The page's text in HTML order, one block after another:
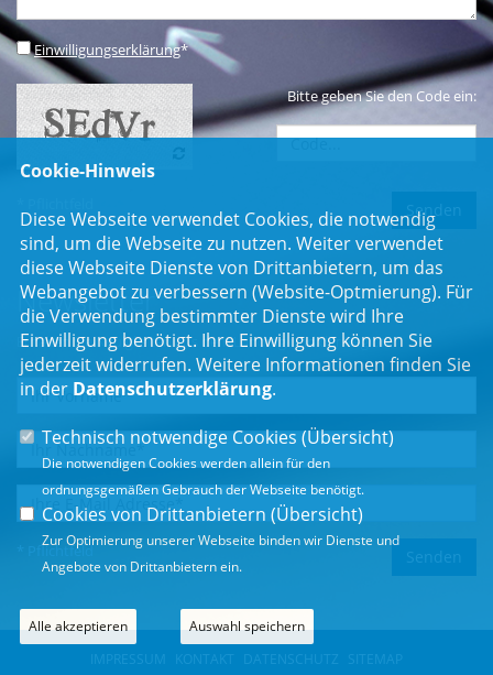
Einwilligungserklärung*
Bitte geben Sie den Code ein:
Newsletter
Erhalten Sie Neuigkeiten aus dem Landtag und der Region.
* Pflichtfeld
IMPRESSUM KONTAKT DATENSCHUTZ SITEMAP
Cookie-Hinweis
Diese Webseite verwendet Cookies, die notwendig
sind, um die Webseite zu nutzen. Weiter verwendet
diese Webseite Dienste von Drittanbietern, um das
Webangebot zu verbessern (Website-Optmierung). Für
die Verwendung bestimmter Dienste wird Ihre
Einwilligung benötigt. Ihre Einwilligung können Sie
jederzeit widerrufen. Weitere Informationen finden Sie
in der Datenschutzerklärung.
Technisch notwendige Cookies (Übersicht)
Die notwendigen Cookies werden allein für den
ordnungsgemäßen Gebrauch der Webseite benötigt.
Cookies von Drittanbietern (Übersicht)
Zur Optimierung unserer Webseite binden wir Dienste und
Angebote von Drittanbietern ein.
Alle akzeptieren Auswahl speichern